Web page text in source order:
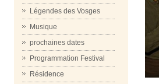
Légendes des Vosges
Musique
prochaines dates
Programmation Festival
Résidence